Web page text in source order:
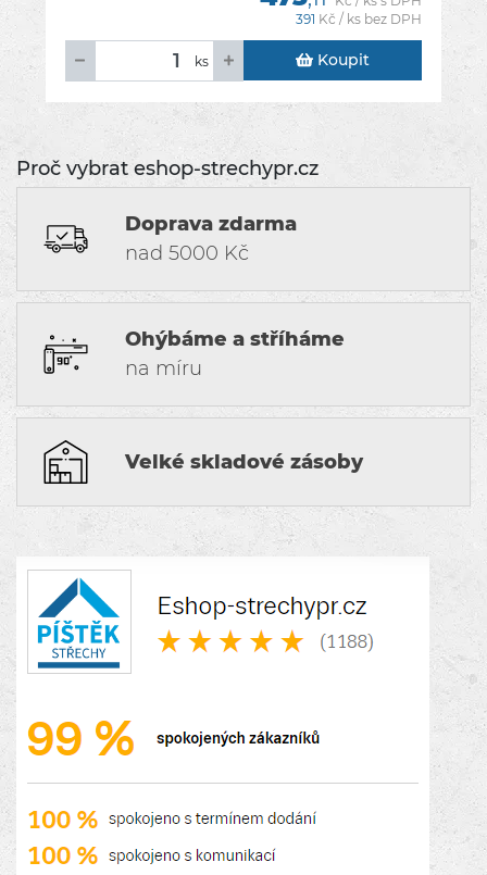
Proč vybrat eshop-strechypr.cz
Doprava zdarma
nad 5000 Kč
Ohýbáme a stříháme
na míru
Velké skladové zásoby
391 Kč / ks bez DPH
ks Koupit